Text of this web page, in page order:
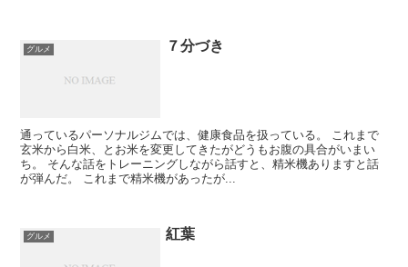
グルメ ７分づき
通っているパーソナルジムでは、健康食品を扱っている。 これまで
玄米から白米、とお米を変更してきたがどうもお腹の具合がいまい
ち。 そんな話をトレーニングしながら話すと、精米機ありますと話
が弾んだ。 これまで精米機があったが...
グルメ 紅葉